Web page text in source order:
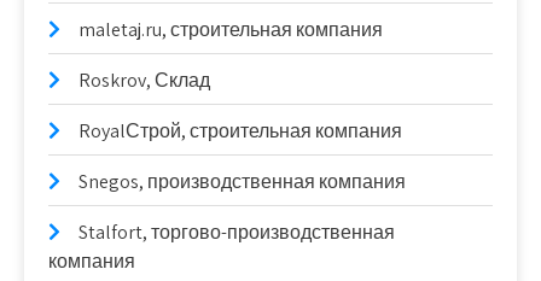
maletaj.ru, строительная компания
Roskrov, Склад
RoyalСтрой, строительная компания
Snegos, производственная компания
Stalfort, торгово-производственная
компания